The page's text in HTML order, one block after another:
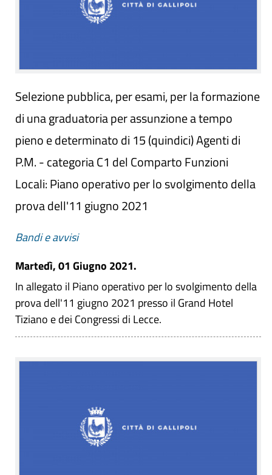
Selezione pubblica, per esami, per la formazione
di una graduatoria per assunzione a tempo
pieno e determinato di 15 (quindici) Agenti di
P.M. - categoria C1 del Comparto Funzioni
Locali: Piano operativo per lo svolgimento della
prova dell'11 giugno 2021
Bandi e avvisi
Martedì, 01 Giugno 2021.
In allegato il Piano operativo per lo svolgimento della
prova dell'11 giugno 2021 presso il Grand Hotel
Tiziano e dei Congressi di Lecce.